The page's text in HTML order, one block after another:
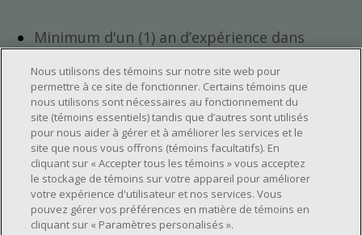
Minimum d'un (1) an d’expérience dans
Minimum d'un (1) an d'expérience en
gestion d'équipe.
Avoir l’ambition de progresser au sein de
l’entreprise.
Avoir une grande disponibilité (quarts de
travail le jour, le soir, la fin de semaine).
Horaire de travail à déterminer selon les
besoins opérationnels du magasin.
Nous utilisons des témoins sur notre site web pour
permettre à ce site de fonctionner. Certains témoins que
nous utilisons sont nécessaires au fonctionnement du
site (témoins essentiels) tandis que d’autres sont utilisés
pour nous aider à gérer et à améliorer les services et le
site que nous vous offrons (témoins facultatifs). En
cliquant sur « Accepter tous les témoins » vous acceptez
le stockage de témoins sur votre appareil pour améliorer
votre expérience d'utilisateur et nos services. Vous
pouvez gérer vos préférences en matière de témoins en
cliquant sur « Paramètres personalisés ».